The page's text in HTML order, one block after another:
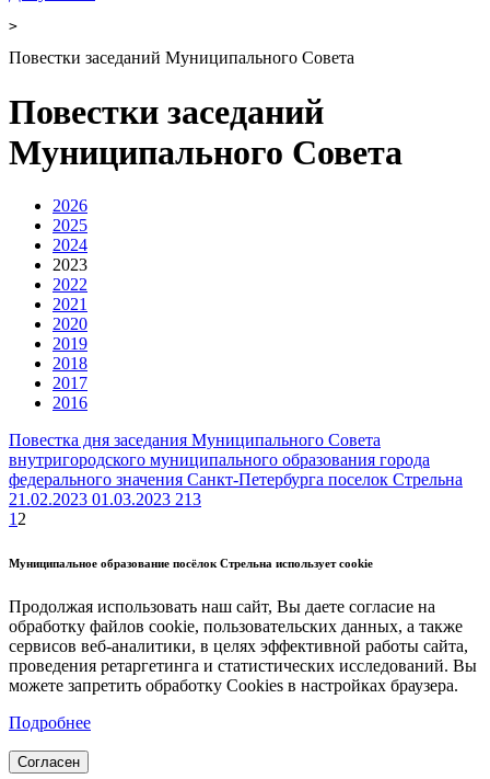
>
Повестки заседаний Муниципального Совета
Повестки заседаний
Муниципального Совета
2026
2025
2024
2023
2022
2021
2020
2019
2018
2017
2016
Повестка дня заседания Муниципального Совета
внутригородского муниципального образования города
федерального значения Санкт-Петербурга поселок Стрельна
21.02.2023 01.03.2023 213
1 2
Муниципальное образование посёлок Стрельна использует cookie
Продолжая использовать наш сайт, Вы даете согласие на
обработку файлов cookie, пользовательских данных, а также
сервисов веб-аналитики, в целях эффективной работы сайта,
проведения ретаргетинга и статистических исследований. Вы
можете запретить обработку Cookies в настройках браузера.
Подробнее
Согласен